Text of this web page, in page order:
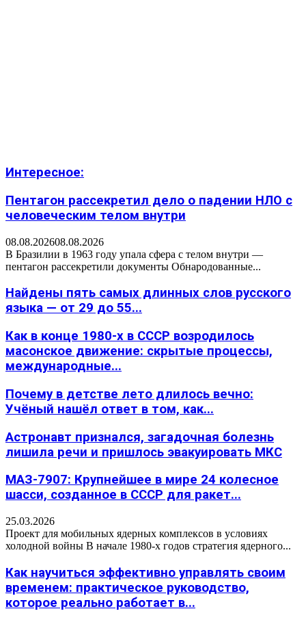
Интересное:
Пентагон рассекретил дело о падении НЛО с
человеческим телом внутри
08.08.202608.08.2026
В Бразилии в 1963 году упала сфера с телом внутри —
пентагон рассекретили документы Обнародованные...
Найдены пять самых длинных слов русского
языка — от 29 до 55...
Как в конце 1980-х в СССР возродилось
масонское движение: скрытые процессы,
международные...
Почему в детстве лето длилось вечно:
Учёный нашёл ответ в том, как...
Астронавт признался, загадочная болезнь
лишила речи и пришлось эвакуировать МКС
МАЗ-7907: Крупнейшее в мире 24 колесное
шасси, созданное в СССР для ракет...
25.03.2026
Проект для мобильных ядерных комплексов в условиях
холодной войны В начале 1980-х годов стратегия ядерного...
Как научиться эффективно управлять своим
временем: практическое руководство,
которое реально работает в...